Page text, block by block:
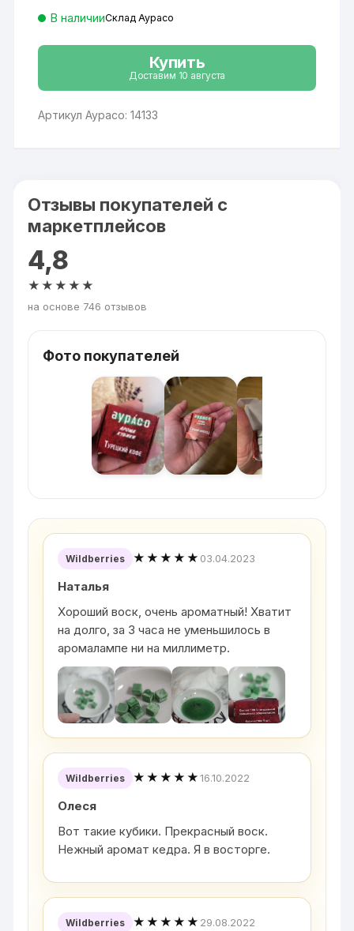
В наличииСклад Аурасо
Купить
Доставим 10 августа
Артикул Аурасо: 14133
Отзывы покупателей с
маркетплейсов
4,8
★★★★★
на основе 746 отзывов
Фото покупателей
Wildberries ★★★★★ 03.04.2023
Наталья
Хороший воск, очень ароматный! Хватит
на долго, за 3 часа не уменьшилось в
аромалампе ни на миллиметр.
Wildberries ★★★★★16.10.2022
Олеся
Вот такие кубики. Прекрасный воск.
Нежный аромат кедра. Я в восторге.
Wildberries ★★★★★ 29.08.2022